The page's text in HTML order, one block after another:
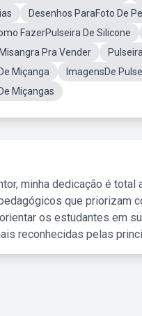
Desenhos ParaFoto De
FazerPulseira De Silicone
Pra Vender
Miçanga
ImagensDe
Miçangas
minha dedicação é
que priorizam
os estudantes em
reconhecidas pelas